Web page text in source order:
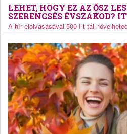
LEHET, HOGY EZ AZ ŐSZ
SZERENCSÉS ÉVSZAKOD?
A hír elolvasásával 500 Ft-tal